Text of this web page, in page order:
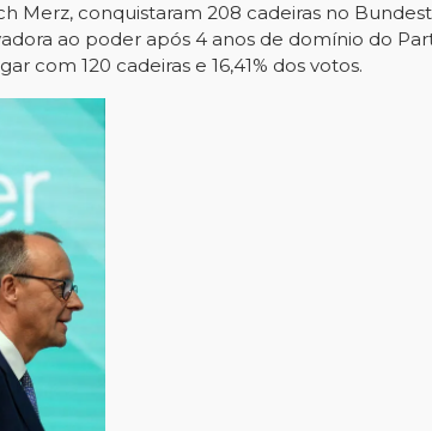
Merz, conquistaram 208 cadeiras no
ao poder após 4 anos de domínio do
com 120 cadeiras e 16,41% dos votos.